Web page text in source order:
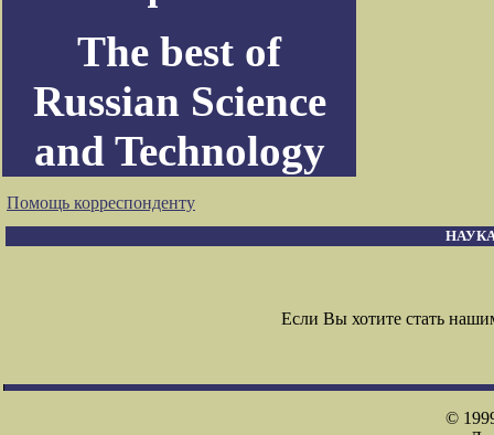
The best of
Russian Science
and Technology
Помощь корреспонденту
Если Вы хотите стать
©